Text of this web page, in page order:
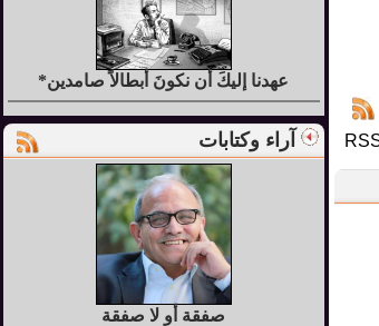
عهدنا إليكَ أن نكونَ أبطالاً صامدين*
آراء وكتابات
صفقة أو لا صفقة